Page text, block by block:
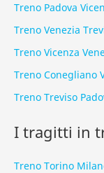
Treno Padova
Treno Venezia
Treno Vicenza
Treno Conegliano
Treno Treviso
I tragitti in
Treno Torino